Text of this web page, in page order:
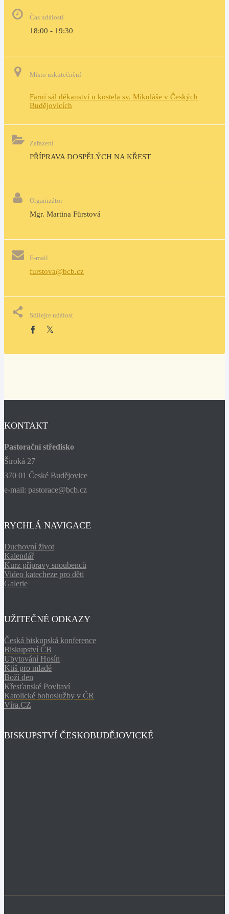
Čas události
18:00 - 19:30
Místo uskutečnění
Farní sál děkanství u kostela sv. Mikuláše v Českých
Budějovicích
Zařazení
PŘÍPRAVA DOSPĚLÝCH NA KŘEST
Organizátor
Mgr. Martina Fürstová
E-mail
furstova@bcb.cz
Sdílejte událost
KONTAKT
Pastorační středisko
Široká 27
370 01 České Budějovice
e-mail: pastorace@bcb.cz
RYCHLÁ NAVIGACE
Duchovní život
Kalendář
Kurz přípravy snoubenců
Video katecheze pro děti
Galerie
UŽITEČNÉ ODKAZY
Česká biskupská konference
Biskupství ČB
Ubytování Hosín
Ktiš pro mladé
Boží den
Křesťanské Povltaví
Katolické bohoslužby v ČR
Víra.CZ
BISKUPSTVÍ ČESKOBUDĚJOVICKÉ